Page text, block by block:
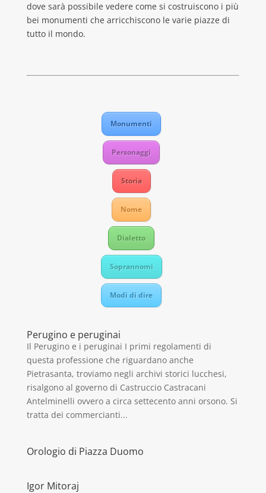
dove sarà possibile vedere come si costruiscono i più
bei monumenti che arricchiscono le varie piazze di
tutto il mondo.
Monumenti
Personaggi
Storia
Nome
Dialetto
Soprannomi
Modi di dire
Perugino e peruginai
Il Perugino e i peruginai I primi regolamenti di
questa professione che riguardano anche
Pietrasanta, troviamo negli archivi storici lucchesi,
risalgono al governo di Castruccio Castracani
Antelminelli ovvero a circa settecento anni orsono. Si
tratta dei commercianti...
Orologio di Piazza Duomo
Igor Mitoraj